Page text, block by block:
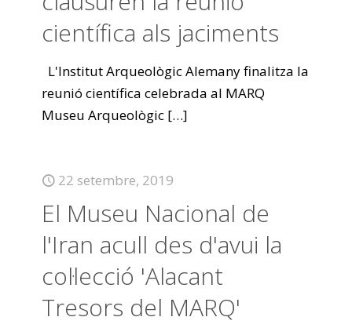
científica als jaciments
L'Institut Arqueològic Alemany finalitza la
reunió científica celebrada al MARQ
Museu Arqueològic […]
22 setembre, 2019
El Museu Nacional de
l'Iran acull des d'avui la
col·lecció 'Alacant
Tresors del MARQ'